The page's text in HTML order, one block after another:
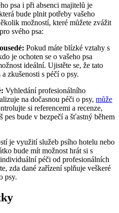
psa i při absenci majitelů je
bude plnit potřeby vašeho
možností, které můžete zvážit
svého psa:
Pokud máte blízké vztahy s
je ochoten se o vašeho psa
ideální. Ujistěte se, že tato
zkušenosti s péčí o psy.
Vyhledání profesionálního
na dočasnou péči o psy, může
si referencemi a recenze,
pes bude v bezpečí a šťastný během
je využití služeb psího hotelu nebo
bude mít možnost hrát si s
péči od profesionálních
zda dané zařízení splňuje veškeré
psy.